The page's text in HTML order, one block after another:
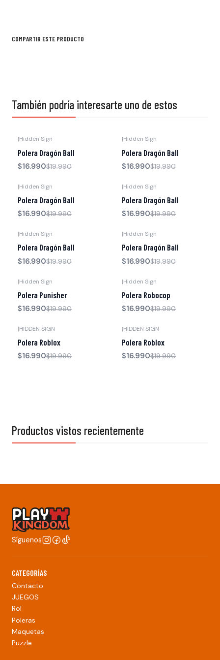
COMPARTIR ESTE PRODUCTO
También podría interesarte uno de estos
|Hidden Sign
Polera Dragón Ball
$16.990$19.990
|Hidden Sign
Polera Dragón Ball
$16.990$19.990
|Hidden Sign
Polera Dragón Ball
$16.990$19.990
|Hidden Sign
Polera Dragón Ball
$16.990$19.990
|Hidden Sign
Polera Dragón Ball
$16.990$19.990
|Hidden Sign
Polera Dragón Ball
$16.990$19.990
|Hidden Sign
Polera Punisher
$16.990$19.990
|Hidden Sign
Polera Robocop
$16.990$19.990
|HIDDEN SIGN
Polera Roblox
$16.990$19.990
|HIDDEN SIGN
Polera Roblox
$16.990$19.990
Productos vistos recientemente
Síguenos
CATEGORÍAS
Contacto
JUEGOS
Rol
Poleras
Maquetas
Puzzle